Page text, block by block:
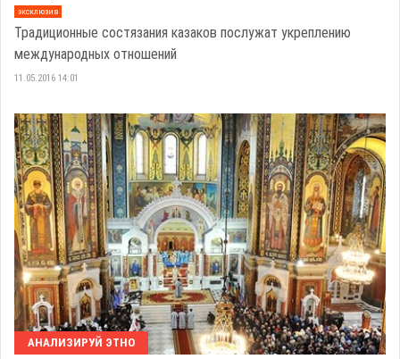
эксклюзив
Традиционные состязания казаков послужат укреплению
международных отношений
11.05.2016 14:01
АНАЛИЗИРУЙ ЭТНО